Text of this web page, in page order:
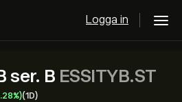
Logga in
ser. B ESSITYB.ST
(1D)